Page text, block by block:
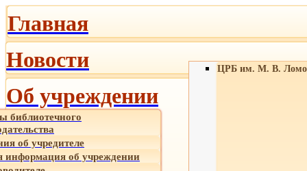
Главная
Новости
Об учреждении
библиотечного
об учредителе
об учреждении
ЦРБ им. М. В.